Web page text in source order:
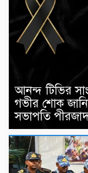
আনন্দ টিভির
গভীর শোক
সভাপতি